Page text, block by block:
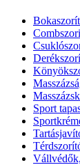
Sport